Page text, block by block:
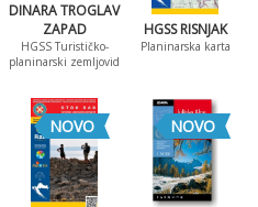
DINARA TROGLAV
ZAPAD
HGSS Turističko-
planinarski zemljovid
HGSS RISNJAK
Planinarska karta
NOVO NOVO